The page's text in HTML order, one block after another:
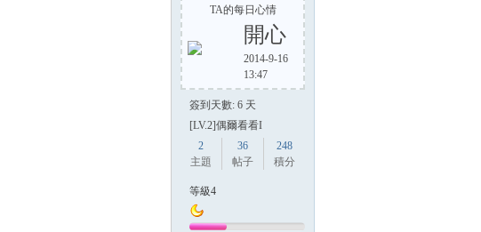
方
TA的每日心情
開心
2014-9-16
13:47
簽到天數: 6 天
[LV.2]偶爾看看I
2
主題
36
帖子
248
積分
等級4